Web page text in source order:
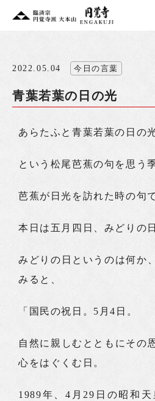
2022.05.04 今日の言葉
青葉若葉の日の光
あらたふと青葉若葉の日の
という松尾芭蕉の句を思う
芭蕉が日光を訪れた時の句
本日は五月四日、みどりの
みどりの日というのは何か
みると、
「国民の祝日。5月4日。
自然に親しむとともにその
心をはぐくむ日。
1989年、4月29日の昭和